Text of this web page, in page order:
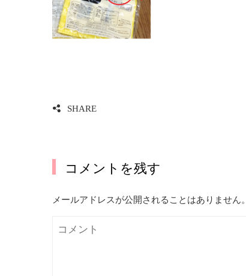
SHARE
コメントを残す
メールアドレスが公開されることはありません。